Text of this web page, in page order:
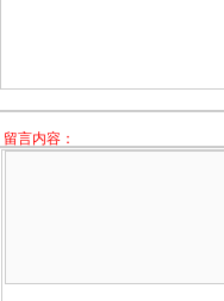
留言内容：